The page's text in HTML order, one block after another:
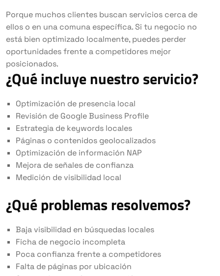
Porque muchos clientes buscan servicios cerca de
ellos o en una comuna específica. Si tu negocio no
está bien optimizado localmente, puedes perder
oportunidades frente a competidores mejor
posicionados.
¿Qué incluye nuestro servicio?
Optimización de presencia local
Revisión de Google Business Profile
Estrategia de keywords locales
Páginas o contenidos geolocalizados
Optimización de información NAP
Mejora de señales de confianza
Medición de visibilidad local
¿Qué problemas resolvemos?
Baja visibilidad en búsquedas locales
Ficha de negocio incompleta
Poca confianza frente a competidores
Falta de páginas por ubicación